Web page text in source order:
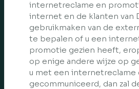
internetreclame en
internet en de klanten van
gebruikmaken van de
te bepalen of u een
promotie gezien heeft,
op enige andere wijze op
u met een
gecommuniceerd, dan zal